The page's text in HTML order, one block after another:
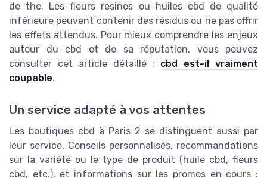
de thc. Les fleurs resines ou huiles cbd de qualité
inférieure peuvent contenir des résidus ou ne pas offrir
les effets attendus. Pour mieux comprendre les enjeux
autour du cbd et de sa réputation, vous pouvez
consulter cet article détaillé : cbd est-il vraiment
coupable.
Un service adapté à vos attentes
Les boutiques cbd à Paris 2 se distinguent aussi par
leur service. Conseils personnalisés, recommandations
sur la variété ou le type de produit (huile cbd, fleurs
cbd, etc.), et informations sur les promos en cours :